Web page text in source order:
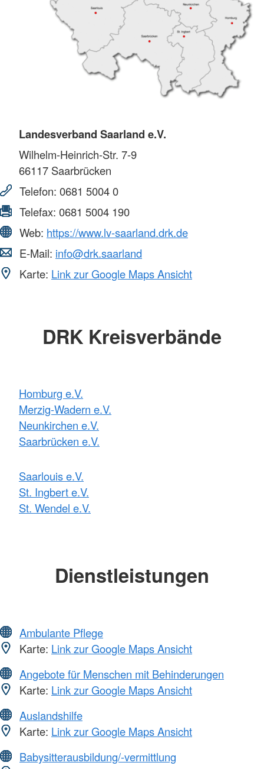
Landesverband Saarland e.V.
Wilhelm-Heinrich-Str. 7-9
66117 Saarbrücken
Telefon: 0681 5004 0
Telefax: 0681 5004 190
Web: https://www.lv-saarland.drk.de
E-Mail: info@drk.saarland
Karte: Link zur Google Maps Ansicht
DRK Kreisverbände
Homburg e.V.
Merzig-Wadern e.V.
Neunkirchen e.V.
Saarbrücken e.V.
Saarlouis e.V.
St. Ingbert e.V.
St. Wendel e.V.
Dienstleistungen
Ambulante Pflege
Karte: Link zur Google Maps Ansicht
Angebote für Menschen mit Behinderungen
Karte: Link zur Google Maps Ansicht
Auslandshilfe
Karte: Link zur Google Maps Ansicht
Babysitterausbildung/-vermittlung